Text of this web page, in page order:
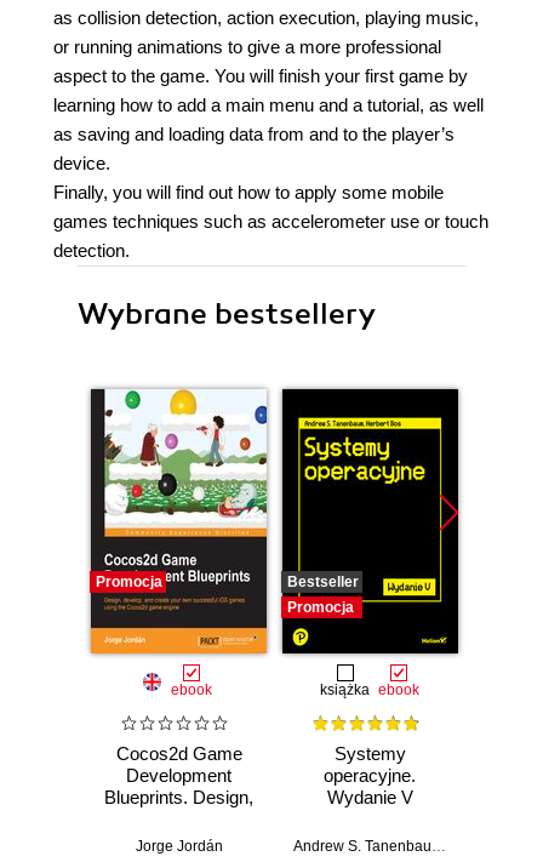
as collision detection, action execution, playing music,
or running animations to give a more professional
aspect to the game. You will finish your first game by
learning how to add a main menu and a tutorial, as well
as saving and loading data from and to the player’s
device.
Finally, you will find out how to apply some mobile
games techniques such as accelerometer use or touch
detection.
Wybrane bestsellery
Promocja
ebook
Cocos2d Game
Development
Blueprints. Design,
create your own
Jorge Jordán
Bestseller
Promocja
książka ebook
Systemy
operacyjne.
Wydanie V
Andrew S. Tanenbaum,